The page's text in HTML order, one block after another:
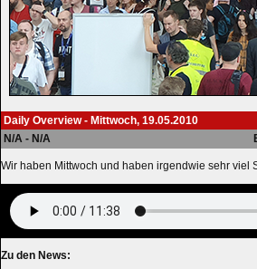
Daily Overview - Mittwoch, 19.05.2010
N/A - N/A
Wir haben Mittwoch und haben irgendwie sehr viel
Zu den News: